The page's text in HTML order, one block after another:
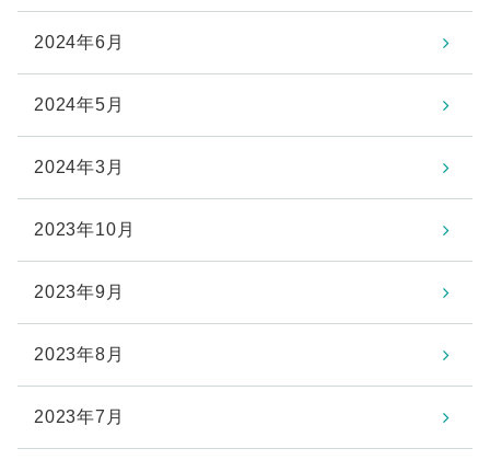
2024年6月
2024年5月
2024年3月
2023年10月
2023年9月
2023年8月
2023年7月